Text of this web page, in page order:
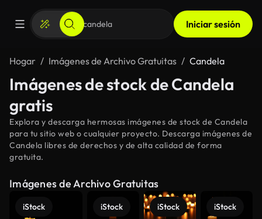
Iniciar sesión
Hogar Imágenes de Archivo Gratuitas Candela
Imágenes de stock de Candela
gratis
Explora y descarga hermosas imágenes de stock de Candela
para tu sitio web o cualquier proyecto. Descarga imágenes de
Candela libres de derechos y de alta calidad de forma
gratuita.
Imágenes de Archivo Gratuitas
iStock iStock iStock iStock